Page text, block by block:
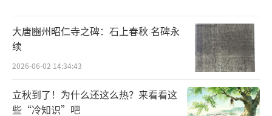
的体验与感受，才能培养起孩子们对真善美的
兴趣与激情。每一次现场参观、每一次实地探
访、每一次心灵体悟，都在孩子们的心灵里种
下一颗种子。有了合适的土壤和气候，这些种
大唐豳州昭仁寺之碑：石上春秋 名碑永
续
2026-06-02 14:34:43
立秋到了！为什么还这么热？来看看这
些“冷知识”吧